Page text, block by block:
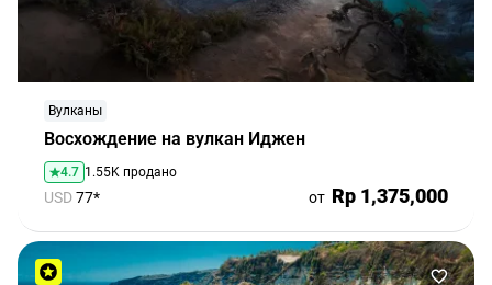
Восхождение на вулкан Иджен
Вулканы
4.7 1.55K продано
USD77* от Rp 1,375,000